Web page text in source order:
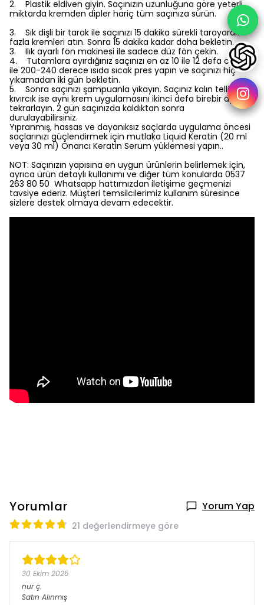
2. Plastik eldiven giyin. Saçınızın uzunluğuna göre yeterli
miktarda kremden dipler hariç tüm saçınıza sürün.
3. Sık dişli bir tarak ile saçınızı 15 dakika sürekli tarayarak
fazla kremleri atın. Sonra 15 dakika kadar daha bekletin.
3. Ilık ayarlı fön makinesi ile sadece düz fön çekin.
4. Tutamlara ayırdığınız saçınızı en az 10 ile 12 defa cihaz
ile 200-240 derece ısıda sıcak pres yapın ve saçınızı hiç
yıkamadan iki gün bekletin.
5. Sonra saçınızı şampuanla yıkayın. Saçınız kalın telli ve
kıvırcık ise aynı krem uygulamasını ikinci defa birebir aynen
tekrarlayın. 2 gün saçınızda kaldıktan sonra
durulayabilirsiniz.
Yıpranmış, hassas ve dayanıksız saçlarda uygulama öncesi
saçlarınızı güçlendirmek için mutlaka Liquid Keratin (20 ml
veya 30 ml) Onarıcı Keratin Serum yüklemesi yapın..
NOT: Saçınızın yapısına en uygun ürünlerin belirlemek için,
ayrıca ürün detaylı kullanımı ve diğer tüm konularda 0537
263 80 50 Whatsapp hattımızdan iletişime geçmenizi
tavsiye ederiz. Müşteri temsilcilerimiz kullanım süresince
sizlere destek olmaya devam edecektir.
Yorumlar Yorum Yap
21 değerlendirmeye göre
30 Ekim 2025
nur ç.
Satın Alınmış